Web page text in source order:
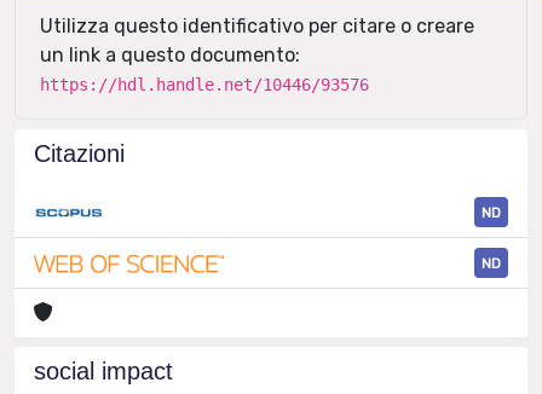
Utilizza questo identificativo per citare o creare
un link a questo documento:
https://hdl.handle.net/10446/93576
Citazioni
ND
ND
social impact